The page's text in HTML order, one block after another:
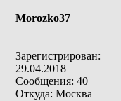
Morozko37
Зарегистрирован:
29.04.2018
Сообщения: 40
Откуда: Москва